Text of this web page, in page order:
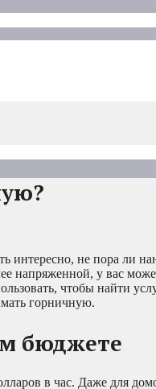
не пора ли
напряженной, у вас
чтобы найти
горничную.
бюджете
в час. Даже для